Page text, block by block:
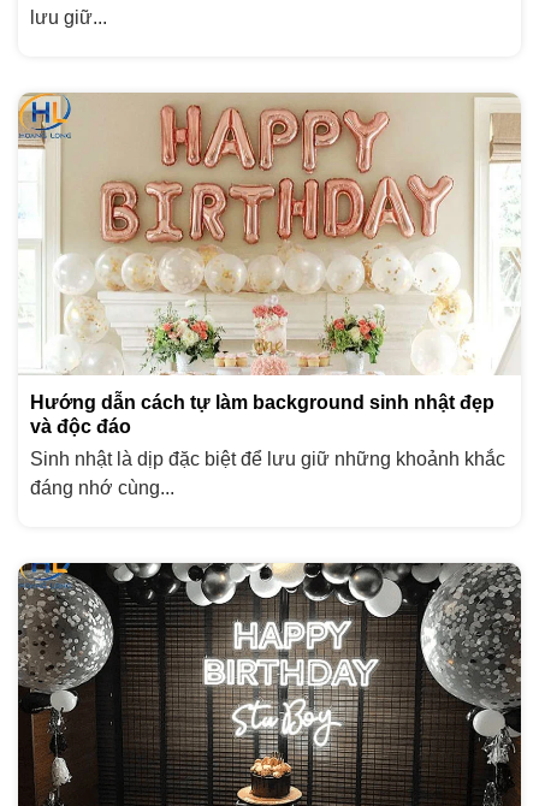
lưu giữ...
Hướng dẫn cách tự làm background sinh nhật đẹp
và độc đáo
Sinh nhật là dịp đặc biệt để lưu giữ những khoảnh khắc
đáng nhớ cùng...